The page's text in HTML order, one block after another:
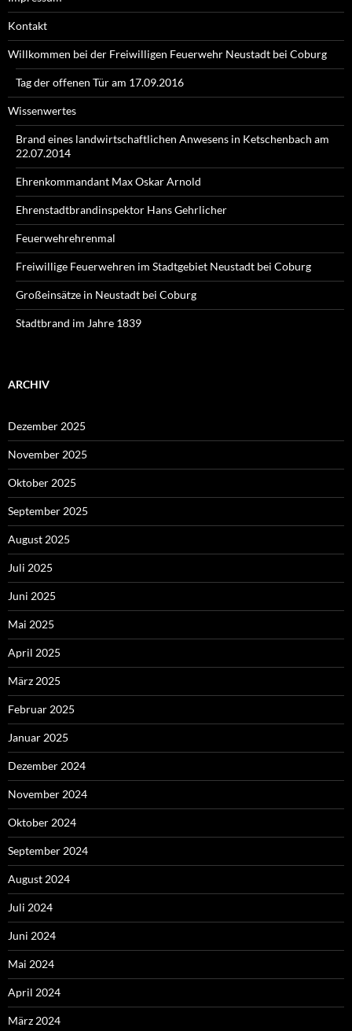
Kontakt
Willkommen bei der Freiwilligen Feuerwehr Neustadt bei Coburg
Tag der offenen Tür am 17.09.2016
Wissenwertes
Brand eines landwirtschaftlichen Anwesens in Ketschenbach am
22.07.2014
Ehrenkommandant Max Oskar Arnold
Ehrenstadtbrandinspektor Hans Gehrlicher
Feuerwehrehrenmal
Freiwillige Feuerwehren im Stadtgebiet Neustadt bei Coburg
Großeinsätze in Neustadt bei Coburg
Stadtbrand im Jahre 1839
ARCHIV
Dezember 2025
November 2025
Oktober 2025
September 2025
August 2025
Juli 2025
Juni 2025
Mai 2025
April 2025
März 2025
Februar 2025
Januar 2025
Dezember 2024
November 2024
Oktober 2024
September 2024
August 2024
Juli 2024
Juni 2024
Mai 2024
April 2024
März 2024